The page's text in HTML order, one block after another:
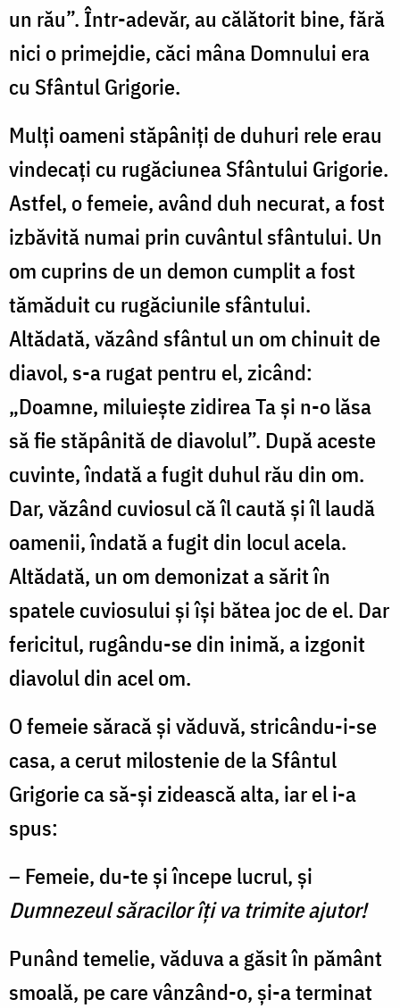
un rău”. Într-adevăr, au călătorit bine, fără
nici o primejdie, căci mâna Domnului era
cu Sfântul Grigorie.
Mulţi oameni stăpâniţi de duhuri rele erau
vindecaţi cu rugăciunea Sfântului Grigorie.
Astfel, o femeie, având duh necurat, a fost
izbăvită numai prin cuvântul sfântului. Un
om cuprins de un demon cumplit a fost
tămăduit cu rugăciunile sfântului.
Altădată, văzând sfântul un om chinuit de
diavol, s-a rugat pentru el, zicând:
„Doamne, miluieşte zidirea Ta şi n-o lăsa
să fie stăpânită de diavolul”. După aceste
cuvinte, îndată a fugit duhul rău din om.
Dar, văzând cuviosul că îl caută şi îl laudă
oamenii, îndată a fugit din locul acela.
Altădată, un om demonizat a sărit în
spatele cuviosului şi îşi bătea joc de el. Dar
fericitul, rugându-se din inimă, a izgonit
diavolul din acel om.
O femeie săracă şi văduvă, stricându-i-se
casa, a cerut milostenie de la Sfântul
Grigorie ca să-şi zidească alta, iar el i-a
spus:
– Femeie, du-te şi începe lucrul, şi
Dumnezeul săracilor îţi va trimite ajutor!
Punând temelie, văduva a găsit în pământ
smoală, pe care vânzând-o, şi-a terminat